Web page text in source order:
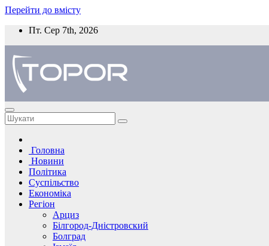
Перейти до вмісту
Пт. Сер 7th, 2026
Головна
Новини
Політика
Суспільство
Економіка
Регіон
Арциз
Білгород-Дністровский
Болград